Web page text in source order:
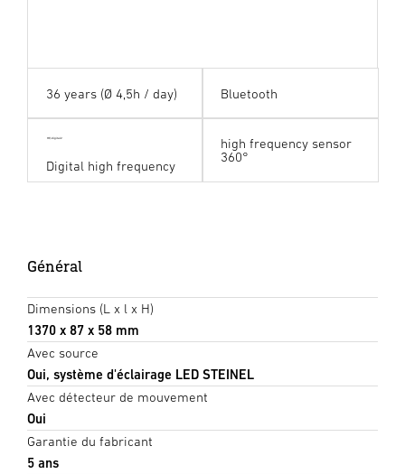
36 years (Ø 4,5h / day) Bluetooth
HF digital24
Digital high frequency
high frequency sensor
360°
Général
Dimensions (L x l x H)
1370 x 87 x 58 mm
Avec source
Oui, système d'éclairage LED STEINEL
Avec détecteur de mouvement
Oui
Garantie du fabricant
5 ans